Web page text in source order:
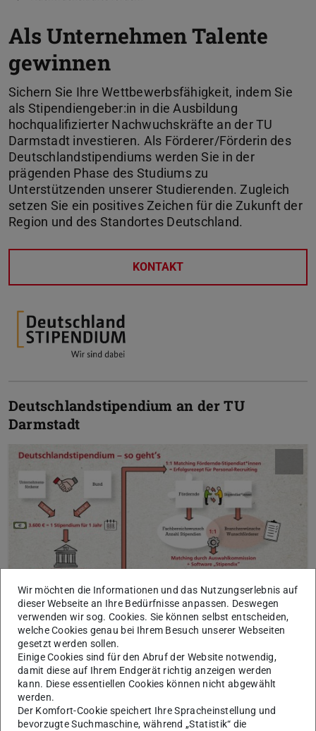
Als Unternehmen Talente
gewinnen
Sichern Sie Ihre Wettbewerbsfähigkeit, indem Sie
als Stipendiengeber:in in die Ausbildung
hochqualifizierter Nachwuchskräfte an der TU
Darmstadt investieren. Als Förderer/Förderin des
Deutschlandstipendiums werden Sie in der
prägenden Phase des Studiums zu
Unterstützenden unserer Studierenden. Zugleich
setzen Sie ein positives Zeichen für die Zukunft der
Region und des Standortes Deutschland.
KONTAKT
Deutschlandstipendium an der TU
Darmstadt
Erfolgsrezept 1:1-Matching
Fördernde und Studierende
Wir möchten die Informationen und das Nutzungserlebnis auf
dieser Webseite an Ihre Bedürfnisse anpassen. Deswegen
verwenden wir sog. Cookies. Sie können selbst entscheiden,
welche Cookies genau bei Ihrem Besuch unserer Webseiten
gesetzt werden sollen.
Einige Cookies sind für den Abruf der Website notwendig,
damit diese auf Ihrem Endgerät richtig anzeigen werden
kann. Diese essentiellen Cookies können nicht abgewählt
werden.
Der Komfort-Cookie speichert Ihre Spracheinstellung und
bevorzugte Suchmaschine, während „Statistik“ die